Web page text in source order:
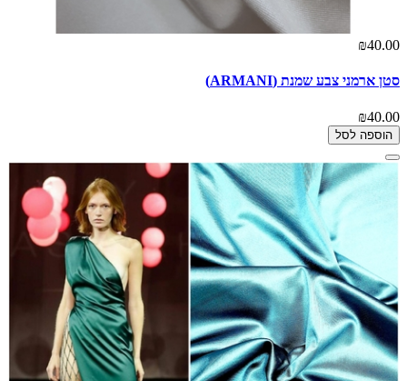
₪40.00
סטן ארמני צבע שמנת (ARMANI)
₪40.00
הוספה לסל